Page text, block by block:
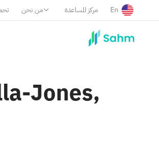
من نحن مركز المساعدة En
Jones,